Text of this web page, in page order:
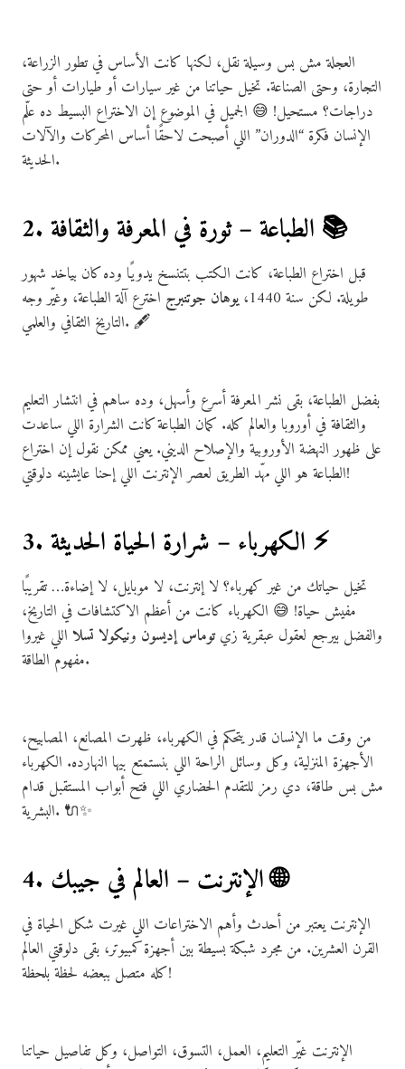
العجلة مش بس وسيلة نقل، لكنها كانت الأساس في تطور الزراعة،
التجارة، وحتى الصناعة. تخيل حياتنا من غير سيارات أو طيارات أو حتى
دراجات؟ مستحيل! 😅 الجميل في الموضوع إن الاختراع البسيط ده علّم
الإنسان فكرة “الدوران” اللي أصبحت لاحقًا أساس المحركات والآلات
الحديثة.
2. الطباعة – ثورة في المعرفة والثقافة 📚
قبل اختراع الطباعة، كانت الكتب بتتنسخ يدويًا وده كان بياخد شهور
طويلة. لكن سنة 1440،
يوهان جوتنبرج اخترع آلة الطباعة، وغيّر وجه
التاريخ الثقافي والعلمي. 🖋️
بفضل الطباعة، بقى نشر المعرفة أسرع وأسهل، وده ساهم في انتشار التعليم
والثقافة في أوروبا والعالم كله. كمان الطباعة كانت الشرارة اللي ساعدت
على ظهور النهضة الأوروبية والإصلاح الديني. يعني ممكن نقول إن اختراع
الطباعة هو اللي مهّد الطريق لعصر الإنترنت اللي إحنا عايشينه دلوقتي!
3. الكهرباء – شرارة الحياة الحديثة ⚡
تخيل حياتك من غير كهرباء؟ لا إنترنت، لا موبايل، لا إضاءة… تقريبًا
مفيش حياة! 😅 الكهرباء كانت من أعظم الاكتشافات في التاريخ،
والفضل بيرجع لعقول عبقرية زيتوماس إديسون ونيكولا تسلا اللي غيروا
مفهوم الطاقة.
من وقت ما الإنسان قدر يتحكم في الكهرباء، ظهرت المصانع، المصابيح،
الأجهزة المنزلية، وكل وسائل الراحة اللي بنستمتع بيها النهارده. الكهرباء
مش بس طاقة، دي رمز للتقدم الحضاري اللي فتح أبواب المستقبل قدام
البشرية. 🔌✨
4. الإنترنت – العالم في جيبك 🌐
الإنترنت يعتبر من أحدث وأهم الاختراعات اللي غيرت شكل الحياة في
القرن العشرين. من مجرد شبكة بسيطة بين أجهزة كمبيوتر، بقى دلوقتي العالم
كله متصل ببعضه لحظة بلحظة!
الإنترنت غيّر التعليم، العمل، التسوق، التواصل، وكل تفاصيل حياتنا